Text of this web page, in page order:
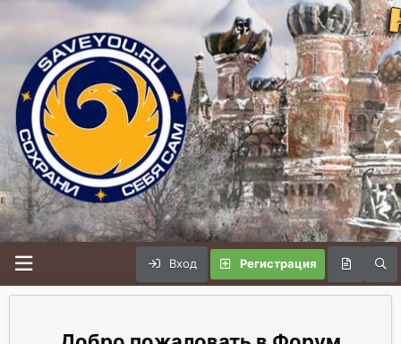
Вход Регистрация